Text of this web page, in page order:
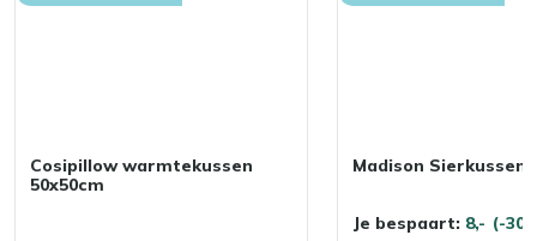
Cosipillow warmtekussen
50x50cm
Madison Sierkussen
Je bespaart: 8,- (-